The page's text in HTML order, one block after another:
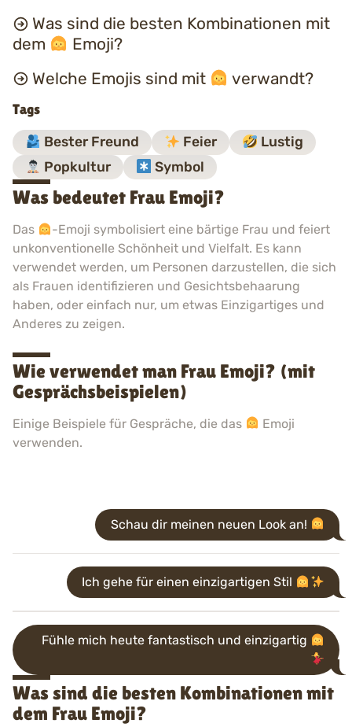
Was sind die besten Kombinationen mit
dem
Emoji?
Welche Emojis sind mit
verwandt?
Tags
Bester Freund Feier
Lustig
Popkultur
Symbol
Was bedeutet Frau Emoji?
Das
-Emoji symbolisiert eine bärtige Frau und feiert
unkonventionelle Schönheit und Vielfalt. Es kann
verwendet werden, um Personen darzustellen, die sich
als Frauen identifizieren und Gesichtsbehaarung
haben, oder einfach nur, um etwas Einzigartiges und
Anderes zu zeigen.
Wie verwendet man Frau Emoji? (mit
Gesprächsbeispielen)
Einige Beispiele für Gespräche, die das
Emoji
verwenden.
Schau dir meinen neuen Look an!
Ich gehe für einen einzigartigen Stil
Fühle mich heute fantastisch und einzigartig
Was sind die besten Kombinationen mit
dem Frau Emoji?